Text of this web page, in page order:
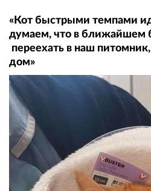
«Кот быстрыми темпами
думаем, что в ближайшем
переехать в наш
дом»